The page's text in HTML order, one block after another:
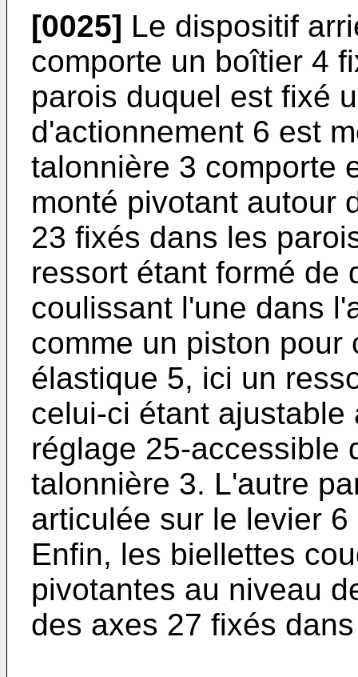
[0025] Le dispositif
comporte un boîtier 4
parois duquel est fixé
d'actionnement 6 est
talonnière 3 comporte
monté pivotant autour
23 fixés dans les
ressort étant formé de
coulissant l'une dans
comme un piston pour
élastique 5, ici un
celui-ci étant
réglage 25-accessible
talonnière 3. L'autre
articulée sur le levier
Enfin, les biellettes
pivotantes au niveau
des axes 27 fixés